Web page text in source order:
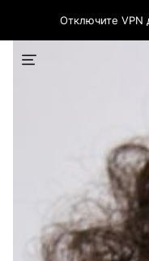
Отключите VPN